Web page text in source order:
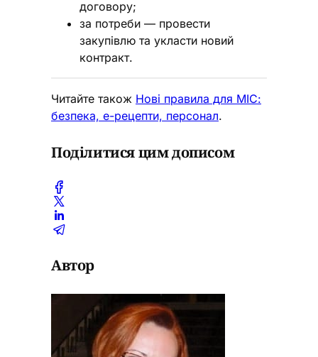
договору;
за потреби — провести
закупівлю та укласти новий
контракт.
Читайте також Нові правила для МІС:
безпека, е-рецепти, персонал.
Поділитися цим дописом
Автор